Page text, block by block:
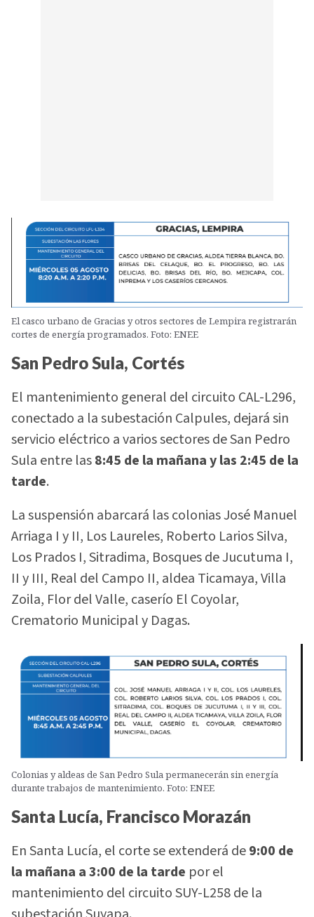
El casco urbano de Gracias y otros sectores de Lempira registrarán
cortes de energía programados. Foto: ENEE
San Pedro Sula, Cortés
El mantenimiento general del circuito CAL-L296,
conectado a la subestación Calpules, dejará sin
servicio eléctrico a varios sectores de San Pedro
Sula entre las8:45 de la mañana y las 2:45 de la
tarde.
La suspensión abarcará las colonias José Manuel
Arriaga I y II, Los Laureles, Roberto Larios Silva,
Los Prados I, Sitradima, Bosques de Jucutuma I,
II y III, Real del Campo II, aldea Ticamaya, Villa
Zoila, Flor del Valle, caserío El Coyolar,
Crematorio Municipal y Dagas.
Colonias y aldeas de San Pedro Sula permanecerán sin energía
durante trabajos de mantenimiento. Foto: ENEE
Santa Lucía, Francisco Morazán
En Santa Lucía, el corte se extenderá de9:00 de
la mañana a 3:00 de la tarde por el
mantenimiento del circuito SUY-L258 de la